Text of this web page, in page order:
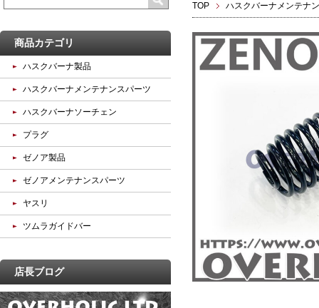
TOP ハスクバーナメンテナ
商品カテゴリ
ハスクバーナ製品
ハスクバーナメンテナンスパーツ
ハスクバーナソーチェン
プラグ
ゼノア製品
ゼノアメンテナンスパーツ
ヤスリ
ツムラガイドバー
店長ブログ